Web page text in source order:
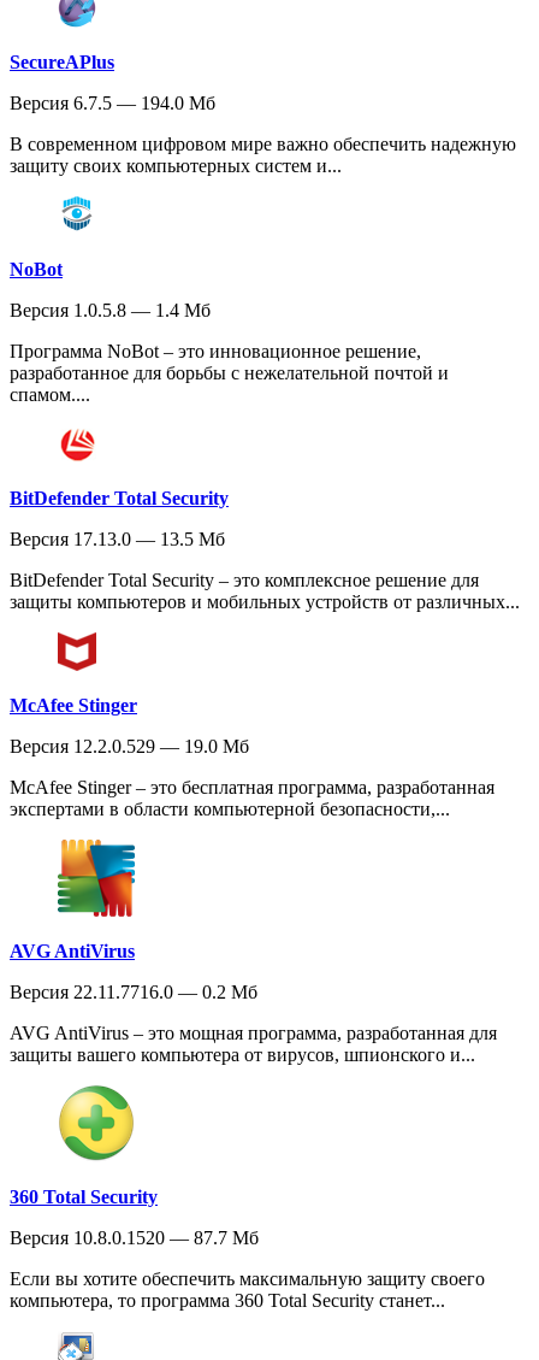
SecureAPlus
Версия 6.7.5 — 194.0 Мб
В современном цифровом мире важно обеспечить надежную
защиту своих компьютерных систем и...
NoBot
Версия 1.0.5.8 — 1.4 Мб
Программа NoBot – это инновационное решение,
разработанное для борьбы с нежелательной почтой и
спамом....
BitDefender Total Security
Версия 17.13.0 — 13.5 Мб
BitDefender Total Security – это комплексное решение для
защиты компьютеров и мобильных устройств от различных...
McAfee Stinger
Версия 12.2.0.529 — 19.0 Мб
McAfee Stinger – это бесплатная программа, разработанная
экспертами в области компьютерной безопасности,...
AVG AntiVirus
Версия 22.11.7716.0 — 0.2 Мб
AVG AntiVirus – это мощная программа, разработанная для
защиты вашего компьютера от вирусов, шпионского и...
360 Total Security
Версия 10.8.0.1520 — 87.7 Мб
Если вы хотите обеспечить максимальную защиту своего
компьютера, то программа 360 Total Security станет...